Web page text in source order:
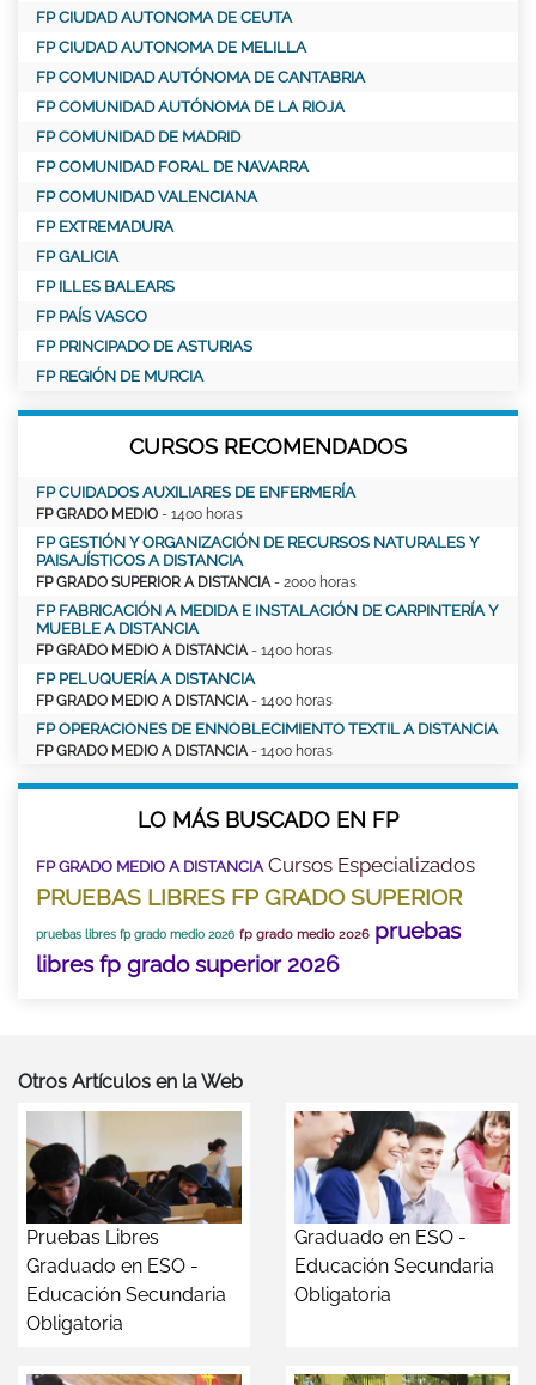
FP CIUDAD AUTONOMA DE CEUTA
FP CIUDAD AUTONOMA DE MELILLA
FP COMUNIDAD AUTÓNOMA DE CANTABRIA
FP COMUNIDAD AUTÓNOMA DE LA RIOJA
FP COMUNIDAD DE MADRID
FP COMUNIDAD FORAL DE NAVARRA
FP COMUNIDAD VALENCIANA
FP EXTREMADURA
FP GALICIA
FP ILLES BALEARS
FP PAÍS VASCO
FP PRINCIPADO DE ASTURIAS
FP REGIÓN DE MURCIA
CURSOS RECOMENDADOS
FP CUIDADOS AUXILIARES DE ENFERMERÍA
FP GRADO MEDIO - 1400 horas
FP GESTIÓN Y ORGANIZACIÓN DE RECURSOS NATURALES Y
PAISAJÍSTICOS A DISTANCIA
FP GRADO SUPERIOR A DISTANCIA- 2000 horas
FP FABRICACIÓN A MEDIDA E INSTALACIÓN DE CARPINTERÍA Y
MUEBLE A DISTANCIA
FP GRADO MEDIO A DISTANCIA- 1400 horas
FP PELUQUERÍA A DISTANCIA
FP GRADO MEDIO A DISTANCIA- 1400 horas
FP OPERACIONES DE ENNOBLECIMIENTO TEXTIL A DISTANCIA
FP GRADO MEDIO A DISTANCIA- 1400 horas
LO MÁS BUSCADO EN FP
FP GRADO MEDIO A DISTANCIA Cursos Especializados
PRUEBAS LIBRES FP GRADO SUPERIOR
pruebas libres fp grado medio 2026 fp grado medio 2026 pruebas
libres fp grado superior 2026
Otros Artículos en la Web
Pruebas Libres
Graduado en ESO -
Educación Secundaria
Obligatoria
Graduado en ESO -
Educación Secundaria
Obligatoria